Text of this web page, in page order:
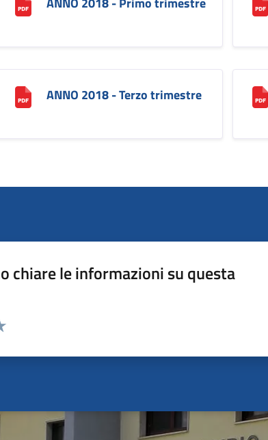
ANNO 2018 - Terzo trimestre
chiare le informazioni su questa
pagina